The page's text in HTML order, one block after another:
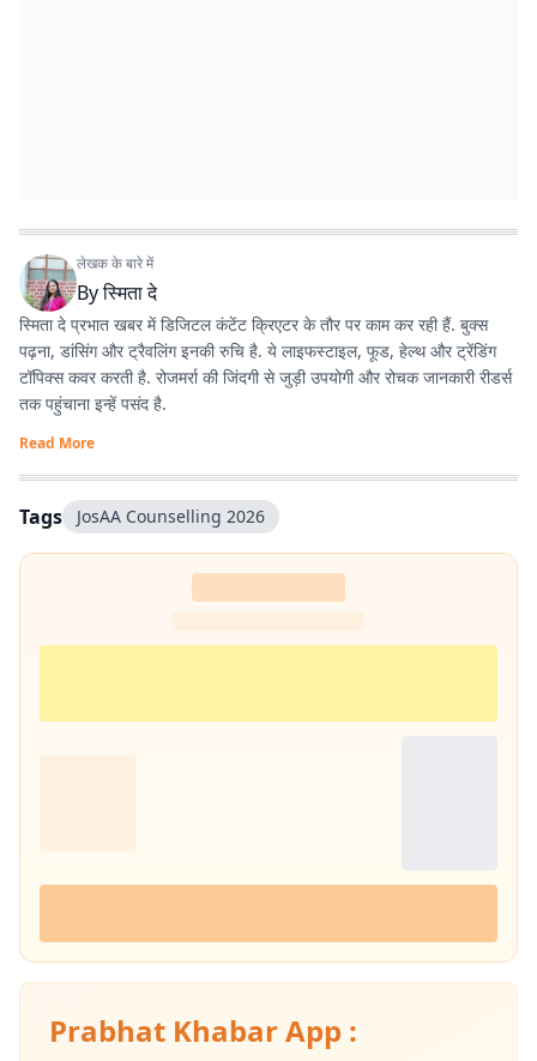
लेखक के बारे में
Byस्मिता दे
स्मिता दे प्रभात खबर में डिजिटल कंटेंट क्रिएटर के तौर पर काम कर रही हैं. बुक्स
पढ़ना, डांसिंग और ट्रैवलिंग इनकी रुचि है. ये लाइफस्टाइल, फूड, हेल्थ और ट्रेंडिंग
टॉपिक्स कवर करती है. रोजमर्रा की जिंदगी से जुड़ी उपयोगी और रोचक जानकारी रीडर्स
तक पहुंचाना इन्हें पसंद है.
Read More
Tags JosAA Counselling 2026
Prabhat Khabar App :